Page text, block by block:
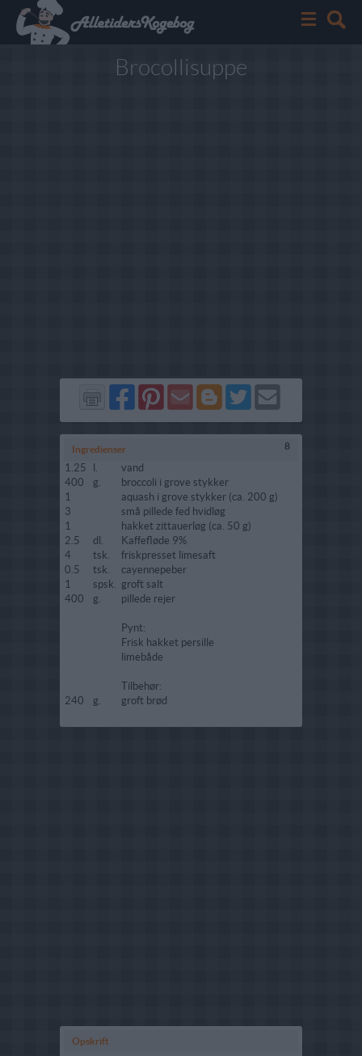
Brocollisuppe
Del
på
Facebook
Del
på
Pinterest
Send
via
GMail
Del
på
Blogger
Del
på
Twitter
Send
Ingredienser 8
1.25 l.
vand
400
g.
broccoli i grove stykker
1
aquash i grove stykker (ca. 200 g)
3
små pillede fed hvidløg
1
hakket zittauerløg (ca. 50 g)
2.5
dl.
Kaffefløde 9%
4
tsk.
friskpresset limesaft
0.5
tsk.
cayennepeber
1
spsk. groft salt
400
g. pillede rejer
Pynt:
Frisk hakket persille
limebåde
Tilbehør:
240
g. groft brød
Opskrift